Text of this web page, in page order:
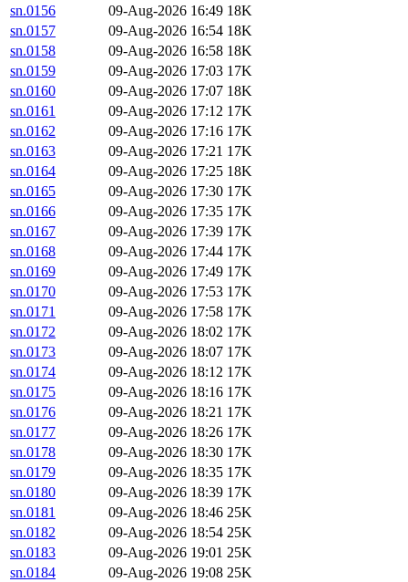
sn.0156
09-Aug-2026 16:49 18K
sn.0157
09-Aug-2026 16:54 18K
sn.0158
09-Aug-2026 16:58 18K
sn.0159
09-Aug-2026 17:03 17K
sn.0160
09-Aug-2026 17:07 18K
sn.0161
09-Aug-2026 17:12 17K
sn.0162
09-Aug-2026 17:16 17K
sn.0163
09-Aug-2026 17:21 17K
sn.0164
09-Aug-2026 17:25 18K
sn.0165
09-Aug-2026 17:30 17K
sn.0166
09-Aug-2026 17:35 17K
sn.0167
09-Aug-2026 17:39 17K
sn.0168
09-Aug-2026 17:44 17K
sn.0169
09-Aug-2026 17:49 17K
sn.0170
09-Aug-2026 17:53 17K
sn.0171
09-Aug-2026 17:58 17K
sn.0172
09-Aug-2026 18:02 17K
sn.0173
09-Aug-2026 18:07 17K
sn.0174
09-Aug-2026 18:12 17K
sn.0175
09-Aug-2026 18:16 17K
sn.0176
09-Aug-2026 18:21 17K
sn.0177
09-Aug-2026 18:26 17K
sn.0178
09-Aug-2026 18:30 17K
sn.0179
09-Aug-2026 18:35 17K
sn.0180
09-Aug-2026 18:39 17K
sn.0181
09-Aug-2026 18:46 25K
sn.0182
09-Aug-2026 18:54 25K
sn.0183
09-Aug-2026 19:01 25K
sn.0184
09-Aug-2026 19:08 25K